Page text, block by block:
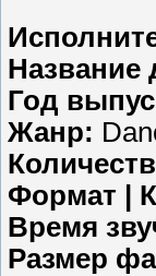
Название
Год
Жанр:
Формат |
Время
Размер